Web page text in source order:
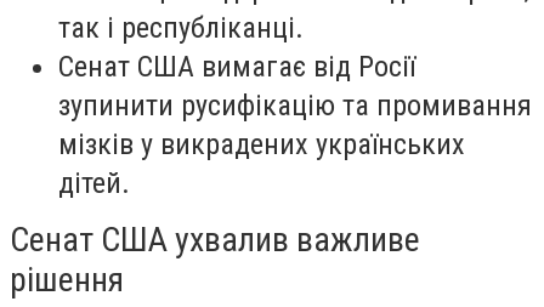
так і республіканці.
Сенат США вимагає від Росії
зупинити русифікацію та промивання
мізків у викрадених українських
дітей.
Сенат США ухвалив важливе
рішення